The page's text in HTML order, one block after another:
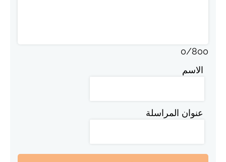
0/800
الاسم
عنوان المراسلة